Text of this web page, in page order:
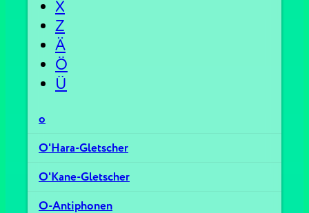
X
Z
Ä
Ö
Ü
o
O'Hara-Gletscher
O'Kane-Gletscher
O-Antiphonen